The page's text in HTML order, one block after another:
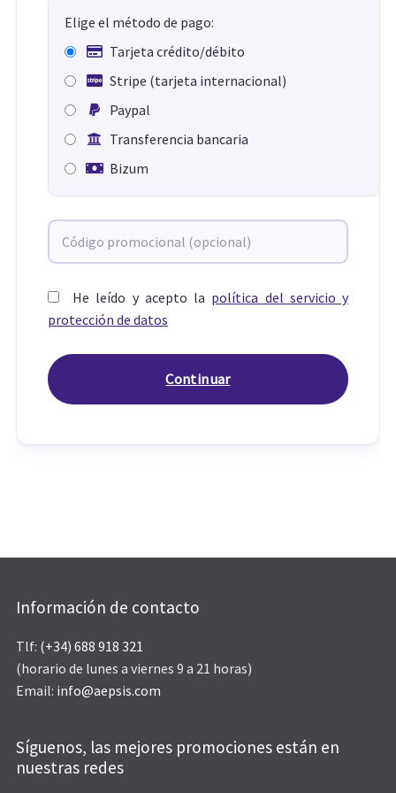
Elige el método de pago:
Tarjeta crédito/débito
Stripe (tarjeta internacional)
Paypal
Transferencia bancaria
Bizum
He leído y acepto la política del servicio y
protección de datos
Información de contacto
Tlf: (+34) 688 918 321
(horario de lunes a viernes 9 a 21 horas)
Email: info@aepsis.com
Síguenos, las mejores promociones están en
nuestras redes